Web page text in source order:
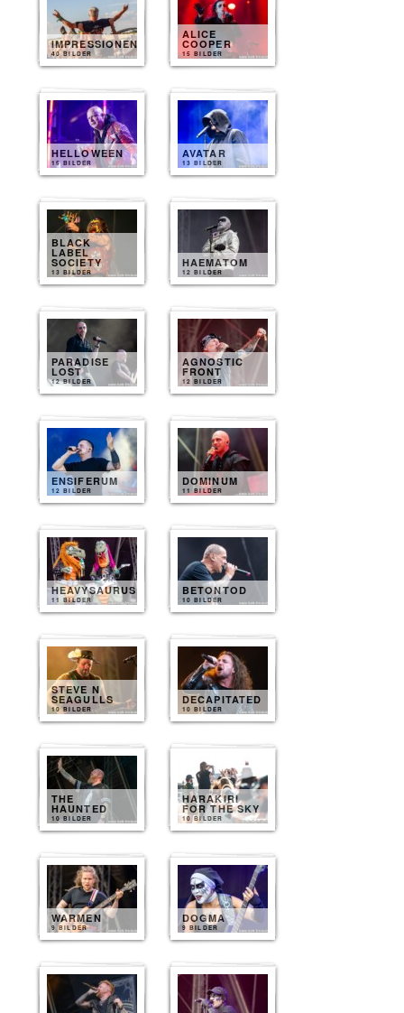
IMPRESSIONEN
40 BILDER
ALICE
COOPER
15 BILDER
HELLOWEEN
15 BILDER
AVATAR
13 BILDER
BLACK
LABEL
SOCIETY
13 BILDER
HAEMATOM
12 BILDER
PARADISE
LOST
12 BILDER
AGNOSTIC
FRONT
12 BILDER
ENSIFERUM
12 BILDER
DOMINUM
11 BILDER
HEAVYSAURUS
11 BILDER
BETONTOD
10 BILDER
STEVE N
SEAGULLS
10 BILDER
DECAPITATED
10 BILDER
THE
HAUNTED
10 BILDER
HARAKIRI
FOR THE SKY
10 BILDER
WARMEN
9 BILDER
DOGMA
9 BILDER